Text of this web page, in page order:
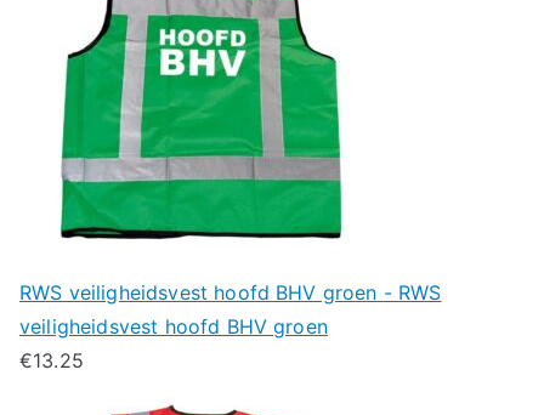
RWS veiligheidsvest hoofd BHV groen - RWS
veiligheidsvest hoofd BHV groen
€13.25